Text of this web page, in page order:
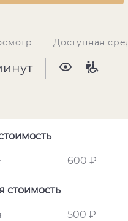
Доступная
600 ₽
стоимость
500 ₽